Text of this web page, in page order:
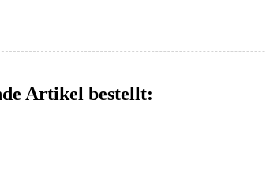
Artikel bestellt: